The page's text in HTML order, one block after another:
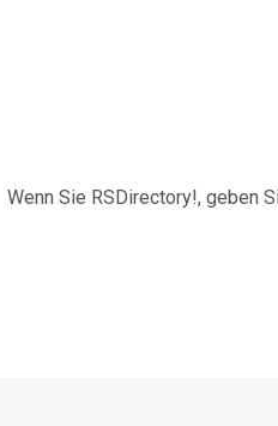
Wenn Sie RSDirectory!, geben